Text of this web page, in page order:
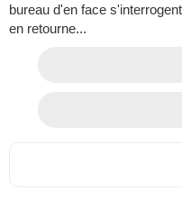
bureau d'en face
en retourne...